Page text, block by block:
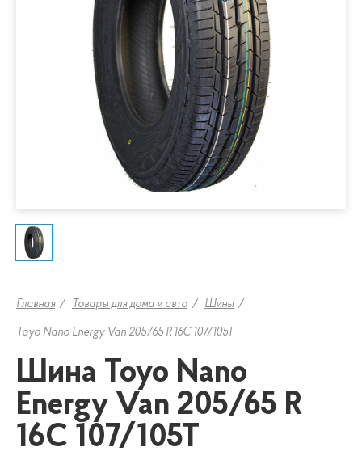
Главная Товары для дома и авто Шины
Toyo Nano Energy Van 205/65 R 16C 107/105T
Шина Toyo Nano
Energy Van 205/65 R
16C 107/105T